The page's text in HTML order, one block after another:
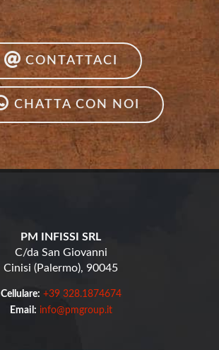
CONTATTACI
CHATTA CON NOI
PM INFISSI SRL
C/da San Giovanni
Cinisi (Palermo), 90045
Cellulare: +39 328.1874674
Email: info@pmgroup.it